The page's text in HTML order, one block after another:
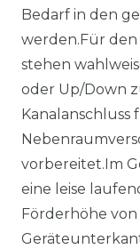
Bedarf in den
werden.Für
stehen
oder Up/Down
vorbereitet.Im
eine leise
Förderhöhe